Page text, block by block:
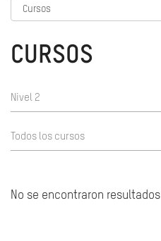
CURSOS
Nivel 2
Todos los cursos
No se encontraron resultados